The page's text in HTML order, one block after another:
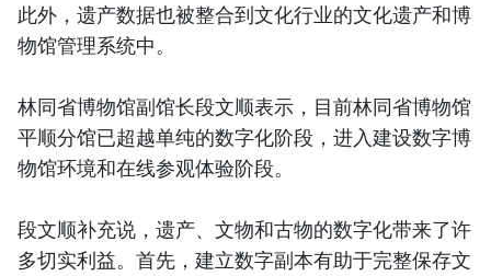
此外，遗产数据也被整合到文化行业的文化遗产和博
物馆管理系统中。
林同省博物馆副馆长段文顺表示，目前林同省博物馆
平顺分馆已超越单纯的数字化阶段，进入建设数字博
物馆环境和在线参观体验阶段。
段文顺补充说，遗产、文物和古物的数字化带来了许
多切实利益。首先，建立数字副本有助于完整保存文